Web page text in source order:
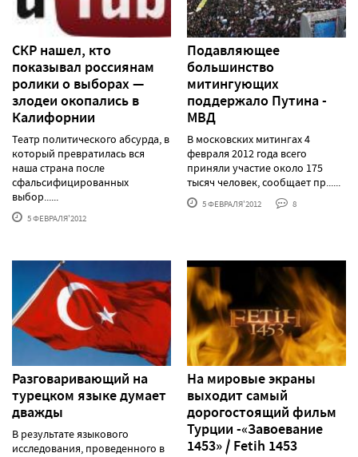
СКР нашел, кто
показывал россиянам
ролики о выборах —
злодеи окопались в
Калифорнии
Театр политического абсурда, в
который превратилась вся
наша страна после
сфальсифицированных
выбор......
5 ФЕВРАЛЯ'2012
Подавляющее
большинство
митингующих
поддержало Путина -
МВД
В московских митингах 4
февраля 2012 года всего
приняли участие около 175
тысяч человек, сообщает пр......
5 ФЕВРАЛЯ'2012 8
Разговаривающий на
турецком языке думает
дважды
В результате языкового
исследования, проведенного в
На мировые экраны
выходит самый
дорогостоящий фильм
Турции -«Завоевание
1453» / Fetih 1453